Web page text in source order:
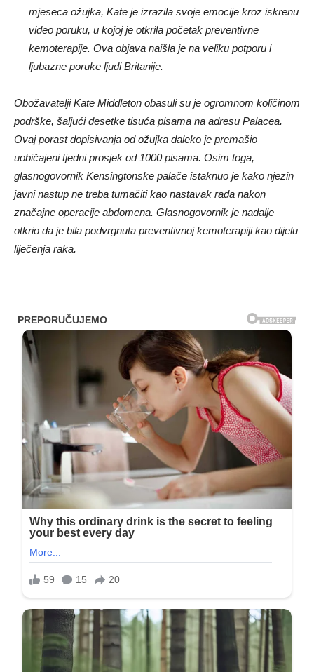
mjeseca ožujka, Kate je izrazila svoje emocije kroz iskrenu
video poruku, u kojoj je otkrila početak preventivne
kemoterapije. Ova objava naišla je na veliku potporu i
ljubazne poruke ljudi Britanije.
Obožavatelji Kate Middleton obasuli su je ogromnom količinom
podrške, šaljući desetke tisuća pisama na adresu Palacea.
Ovaj porast dopisivanja od ožujka daleko je premašio
uobičajeni tjedni prosjek od 1000 pisama. Osim toga,
glasnogovornik Kensingtonske palače istaknuo je kako njezin
javni nastup ne treba tumačiti kao nastavak rada nakon
značajne operacije abdomena. Glasnogovornik je nadalje
otkrio da je bila podvrgnuta preventivnoj kemoterapiji kao dijelu
liječenja raka.